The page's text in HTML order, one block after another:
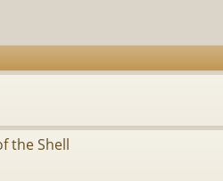
the Shell